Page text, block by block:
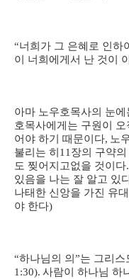
“너희가 그 은혜로 인하
이 너희에게서 난 것이
아마 노우호목사의 눈
호목사에게는 구원이
어야 하기 때문이다, 노
불리는 히 11 장의 구약
도 찢어지고없을 것이다.
있음을 나는 잘 알고 있
나태한 신앙을 가진 유
야 한다)
“하나님의 의 ”는 그리스
1:30). 사람이 하나님 하